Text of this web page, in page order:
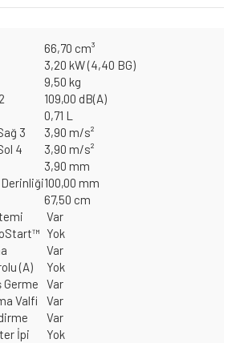
66,70 cm³
3,20 kW (4,40 BG)
9,50 kg
109,00 dB(A)
0,71 L
3
3,90 m/s²
4
3,90 m/s²
3,90 mm
100,00 mm
67,50 cm
Var
Yok
Var
(A)
Yok
Germe
Var
Valfi
Var
Var
İpi
Yok